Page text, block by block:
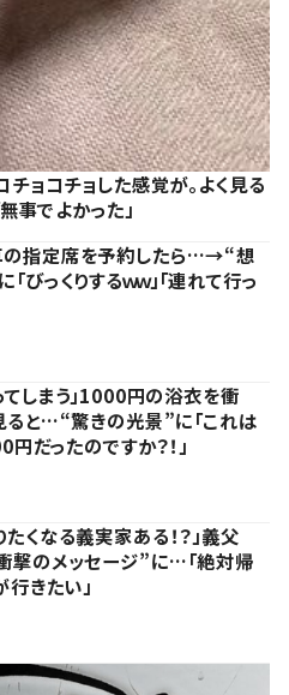
ョコチョした感覚が。よく見る
事でよかった」
指定席を予約したら…→“想
びっくりするｗｗ」「連れて行っ
てしまう」1000円の浴衣を衝
ると…“驚きの光景”に「これは
円だったのですか？！」
くなる義実家ある！？」義父
撃のメッセージ”に…「絶対帰
行きたい」